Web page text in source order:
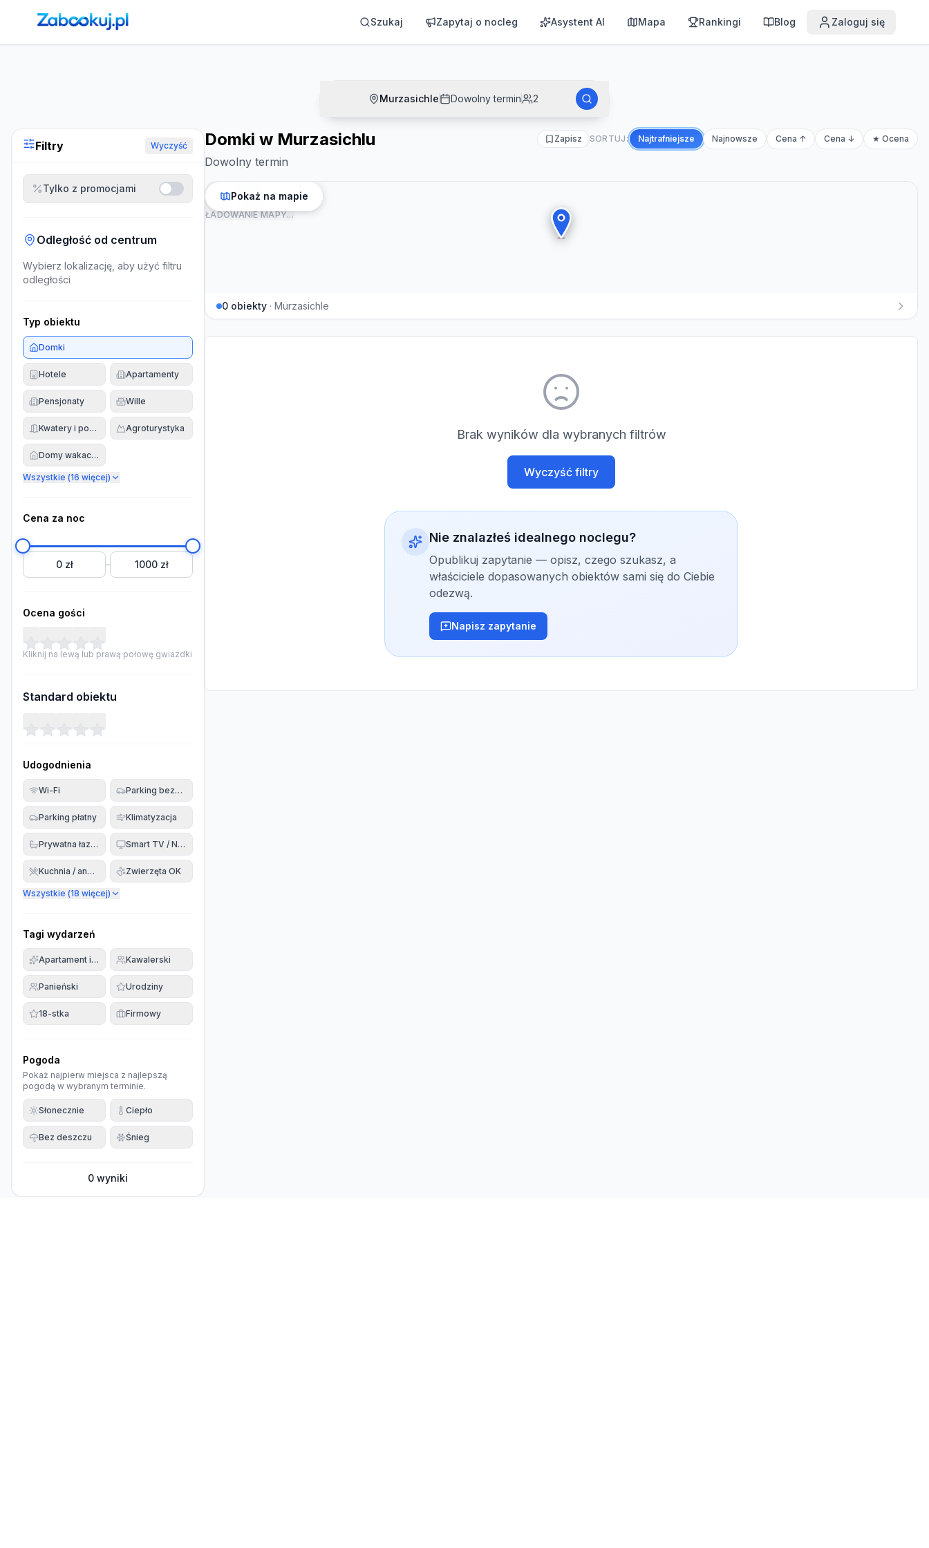
Strona główna ›Noclegi Szukaj Zapytaj o nocleg Asystent AI Mapa Rankingi Blog Zaloguj się
Murzasichle Dowolny termin 2
Filtry Wyczyść
Tylko z promocjami
Odległość od centrum
Wybierz lokalizację, aby użyć filtru
odległości
Typ obiektu
Domki
Hotele Apartamenty
Pensjonaty Wille
Kwatery i pokoje Agroturystyka
Domy wakacyjne
Wszystkie (16 więcej)
Cena za noc
0 zł – 1000 zł
Ocena gości
Kliknij na lewą lub prawą połowę gwiazdki
Standard obiektu
Udogodnienia
Wi-Fi Parking bezpłatny
Parking płatny Klimatyzacja
Prywatna łazienka Smart TV / Netflix
Kuchnia / aneks Zwierzęta OK
Wszystkie (18 więcej)
Tagi wydarzeń
Apartament imprezowyKawalerski
Panieński Urodziny
18-stka Firmowy
Pogoda
Pokaż najpierw miejsca z najlepszą
pogodą w wybranym terminie.
Słonecznie Ciepło
Bez deszczu Śnieg
0 wyniki
Domki w Murzasichlu
Dowolny termin
Zapisz SORTUJ: Najtrafniejsze Najnowsze Cena ↑ Cena ↓ ★ Ocena
ŁADOWANIE MAPY…
Pokaż na mapie
0 obiekty · Murzasichle
Brak wyników dla wybranych filtrów
Wyczyść filtry
Nie znalazłeś idealnego noclegu?
Opublikuj zapytanie — opisz, czego szukasz, a
właściciele dopasowanych obiektów sami się do Ciebie
odezwą.
Napisz zapytanie